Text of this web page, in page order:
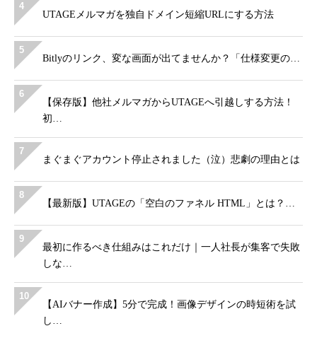
4
UTAGEメルマガを独自ドメイン短縮URLにする方法
5
Bitlyのリンク、変な画面が出てませんか？「仕様変更の…
6
【保存版】他社メルマガからUTAGEへ引越しする方法！
初…
7
まぐまぐアカウント停止されました（泣）悲劇の理由とは
8
【最新版】UTAGEの「空白のファネル HTML」とは？…
9
最初に作るべき仕組みはこれだけ｜一人社長が集客で失敗
しな…
10
【AIバナー作成】5分で完成！画像デザインの時短術を試
し…